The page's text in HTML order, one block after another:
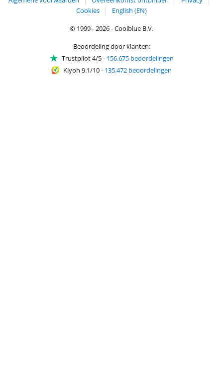
Cookies
English (EN)
© 1999 - 2026 - Coolblue B.V.
Beoordeling door klanten:
Trustpilot 4/5- 156.675 beoordelingen
Kiyoh 9.1/10- 135.472 beoordelingen